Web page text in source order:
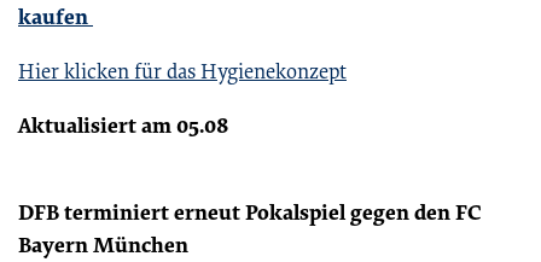
kaufen
Hier klicken für das Hygienekonzept
Aktualisiert am 05.08
DFB terminiert erneut Pokalspiel gegen den FC
Bayern München